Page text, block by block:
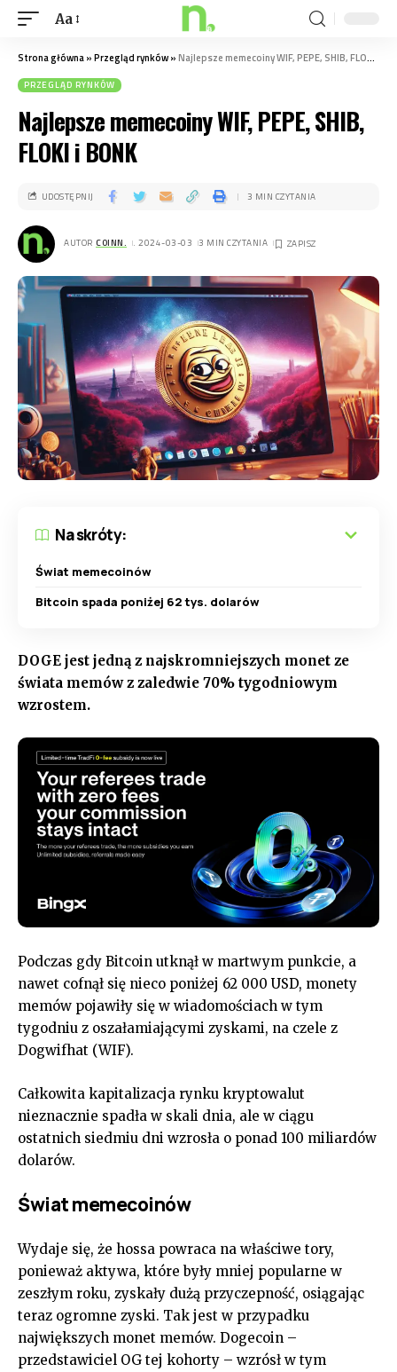
Aa
Strona główna»Przegląd rynków»Najlepsze memecoiny WIF, PEPE, SHIB, FLOKI i BONK
PRZEGLĄD RYNKÓW
Najlepsze memecoiny WIF, PEPE, SHIB,
FLOKI i BONK
AUTOR COINN. . 2024-03-03 3 MIN CZYTANIA
UDOSTĘPNIJ 3 MIN CZYTANIA
Na skróty:
Świat memecoinów
Bitcoin spada poniżej 62 tys. dolarów
DOGE jest jedną z najskromniejszych monet ze
świata memów z zaledwie 70% tygodniowym
wzrostem.
Podczas gdy Bitcoin utknął w martwym punkcie, a
nawet cofnął się nieco poniżej 62 000 USD, monety
memów pojawiły się w wiadomościach w tym
tygodniu z oszałamiającymi zyskami, na czele z
Dogwifhat (WIF).
Całkowita kapitalizacja rynku kryptowalut
nieznacznie spadła w skali dnia, ale w ciągu
ostatnich siedmiu dni wzrosła o ponad 100 miliardów
dolarów.
Świat memecoinów
Wydaje się, że hossa powraca na właściwe tory,
ponieważ aktywa, które były mniej popularne w
zeszłym roku, zyskały dużą przyczepność, osiągając
teraz ogromne zyski. Tak jest w przypadku
największych monet memów. Dogecoin –
przedstawiciel OG tej kohorty – wzrósł w tym